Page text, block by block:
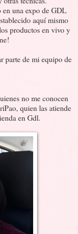
una expo de GDL
aquí mismo
productos en vivo y
parte de mi equipo de
no me conocen
quien las atiende
en Gdl.